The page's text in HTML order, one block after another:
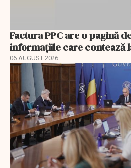
Factura PPC are o pagină
informațiile care contează
06 AUGUST 2026